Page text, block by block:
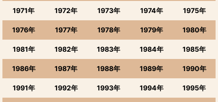
1971年 1972年 1973年 1974年 1975年
1976年 1977年 1978年 1979年 1980年
1981年 1982年 1983年 1984年 1985年
1986年 1987年 1988年 1989年 1990年
1991年 1992年 1993年 1994年 1995年